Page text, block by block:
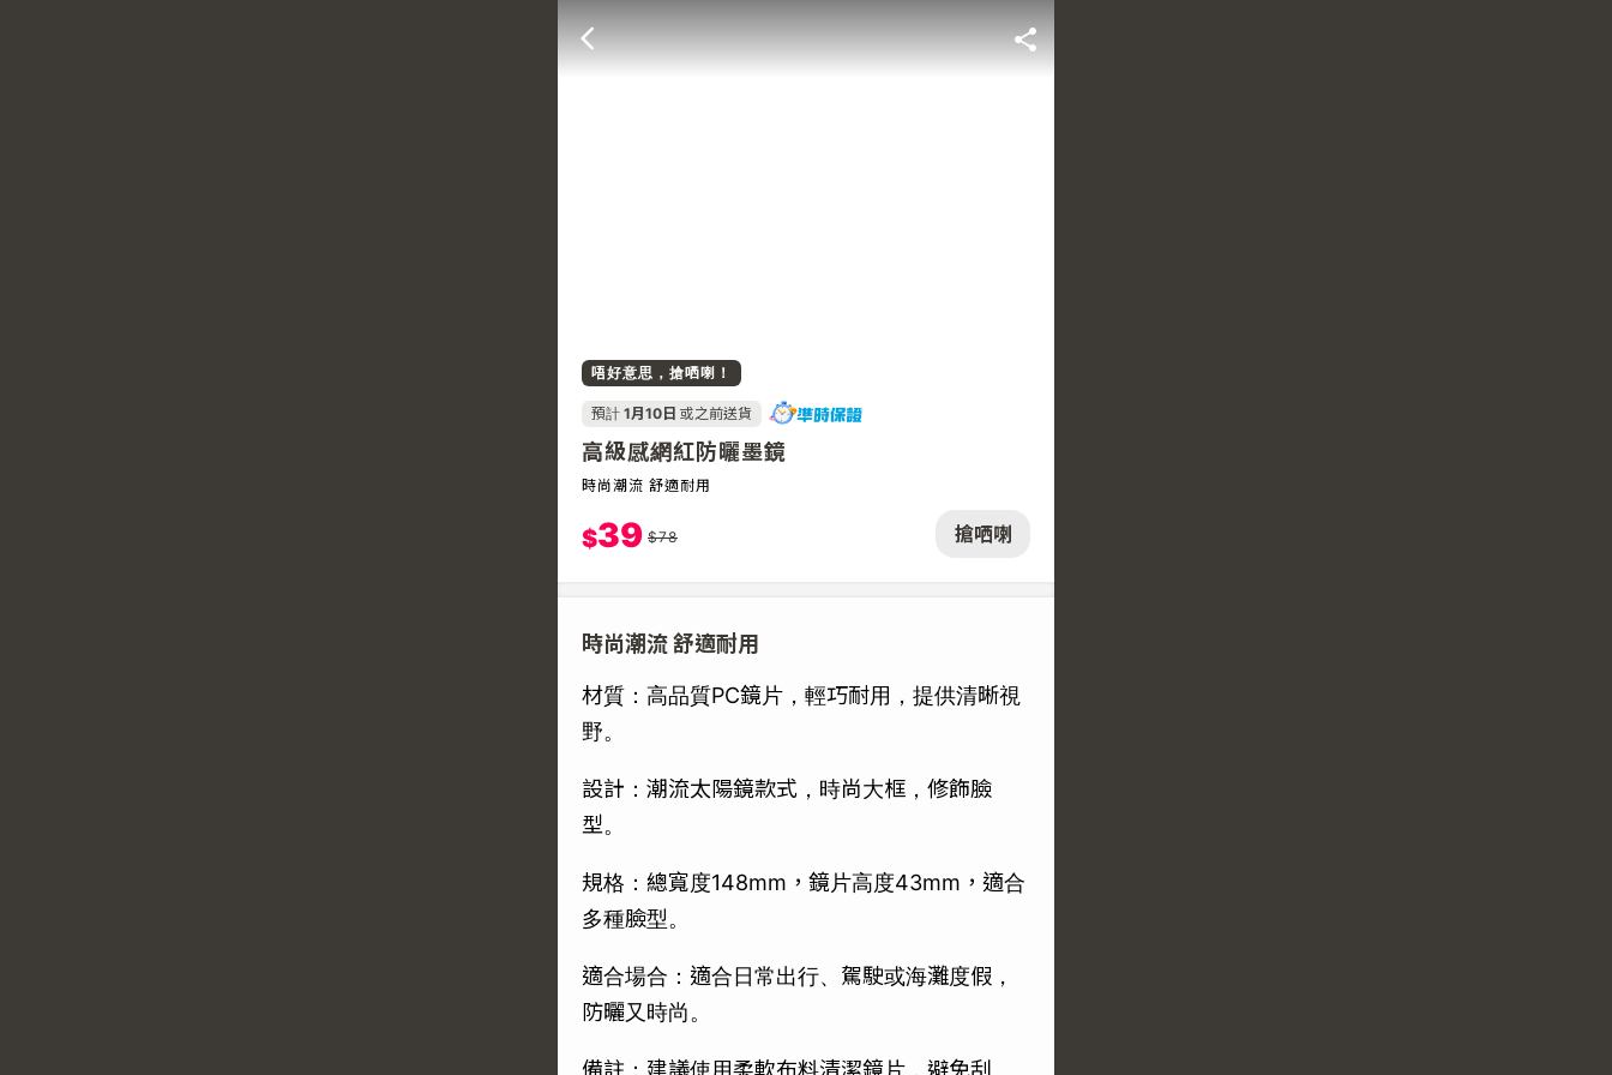
搶哂喇
唔好意思，搶哂喇！
預計 1月10日 或之前送貨
高級感網紅防曬墨鏡
時尚潮流 舒適耐用
$39 $78
時尚潮流 舒適耐用
材質：高品質PC鏡片，輕巧耐用，提供清晰視
野。
設計：潮流太陽鏡款式，時尚大框，修飾臉
型。
規格：總寬度148mm，鏡片高度43mm，適合
多種臉型。
適合場合：適合日常出行、駕駛或海灘度假，
防曬又時尚。